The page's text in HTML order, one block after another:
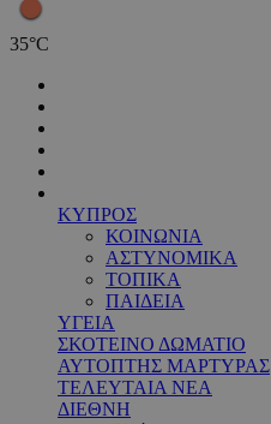
35°C
ΚΥΠΡΟΣ
ΚΟΙΝΩΝΙΑ
ΑΣΤΥΝΟΜΙΚΑ
ΤΟΠΙΚΑ
ΠΑΙΔΕΙΑ
ΥΓΕΙΑ
ΣΚΟΤΕΙΝΟ ΔΩΜΑΤΙΟ
ΑΥΤΟΠΤΗΣ ΜΑΡΤΥΡΑΣ
ΤΕΛΕΥΤΑΙΑ ΝΕΑ
ΔΙΕΘΝΗ